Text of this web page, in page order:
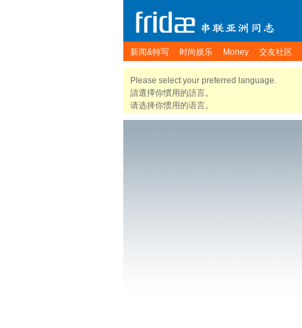
新闻&特写 时尚娱乐 Money 交友社区
Please select your preferred language.
請選擇你慣用的語言。
请选择你惯用的语言。